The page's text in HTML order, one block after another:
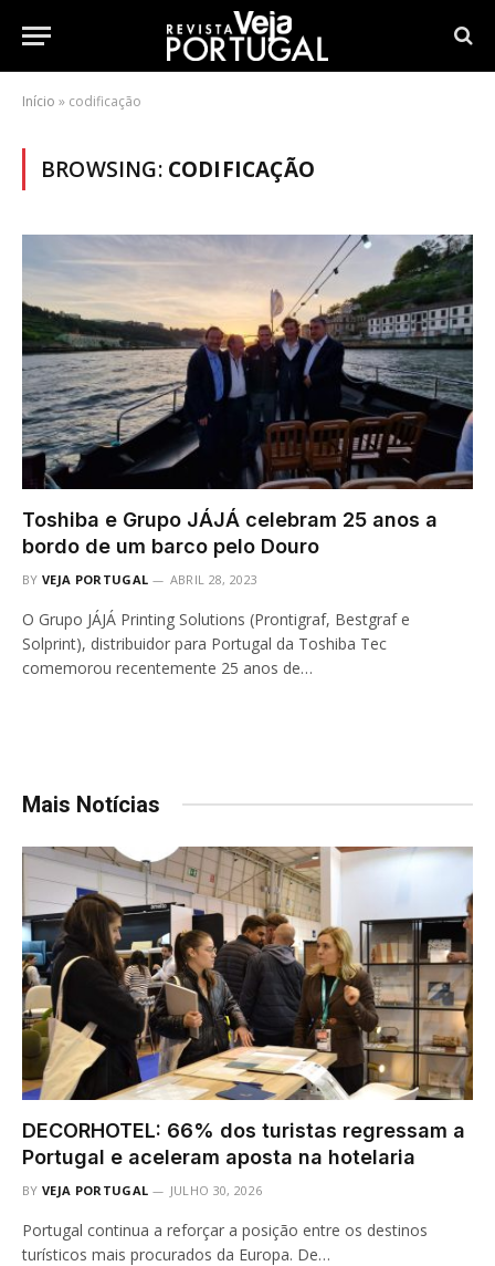
Início » codificação
BROWSING: CODIFICAÇÃO
Toshiba e Grupo JÁJÁ celebram 25 anos a
bordo de um barco pelo Douro
BY VEJA PORTUGAL ABRIL 28, 2023
O Grupo JÁJÁ Printing Solutions (Prontigraf, Bestgraf e
Solprint), distribuidor para Portugal da Toshiba Tec
comemorou recentemente 25 anos de…
Mais Notícias
DECORHOTEL: 66% dos turistas regressam a
Portugal e aceleram aposta na hotelaria
BY VEJA PORTUGAL JULHO 30, 2026
Portugal continua a reforçar a posição entre os destinos
turísticos mais procurados da Europa. De…